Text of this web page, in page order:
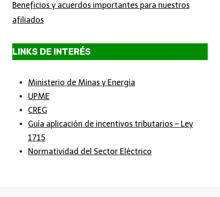
Beneficios y acuerdos importantes para nuestros
afiliados
LINKS DE INTERÉS
Ministerio de Minas y Energia
UPME
CREG
Guía aplicación de incentivos tributarios – Ley
1715
Normatividad del Sector Eléctrico